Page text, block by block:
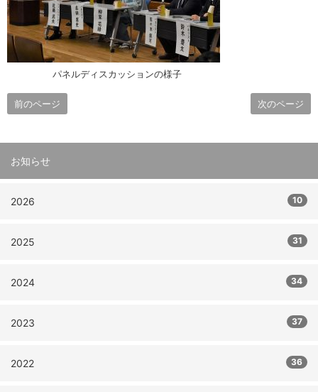
パネルディスカッションの様子
前のページ 次のページ
お知らせ
2026 10
2025 31
2024 34
2023 37
2022 36